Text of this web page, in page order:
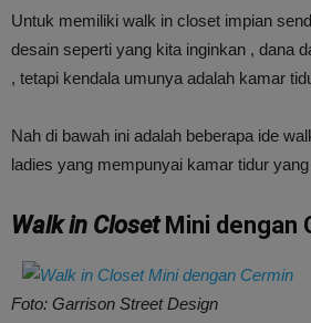
Untuk memiliki walk in closet impian
desain seperti yang kita inginkan , dana
, tetapi kendala umunya adalah kamar
Nah di bawah ini adalah beberapa ide
ladies yang mempunyai kamar tidur
Walk in ClosetMini dengan
Foto: Garrison Street Design